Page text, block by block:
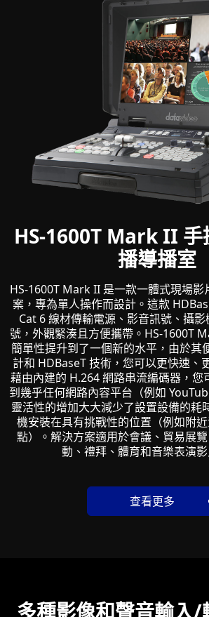
HS-1600T Mark II 手
播導播室
HS-1600T Mark II 是一款一體式現場影
案，專為單人操作而設計。這款
Cat 6 線材傳輸電源、影音訊號、攝
號，外觀緊湊且方便攜帶。HS-1600T
簡單性提升到了一個新的水平，由於其
計和 HDBaseT 技術，您可以更快速、
藉由內建的 H.264 網路串流編碼器，您
到幾乎任何網路內容平台（例如
靈活性的增加大大減少了設置設備的耗
機安裝在具有挑戰性的位置（例如附
點）。解決方案適用於會議、貿易展
動、禮拜、體育和音樂表演影
查看更多
多種影像和聲音輸入/